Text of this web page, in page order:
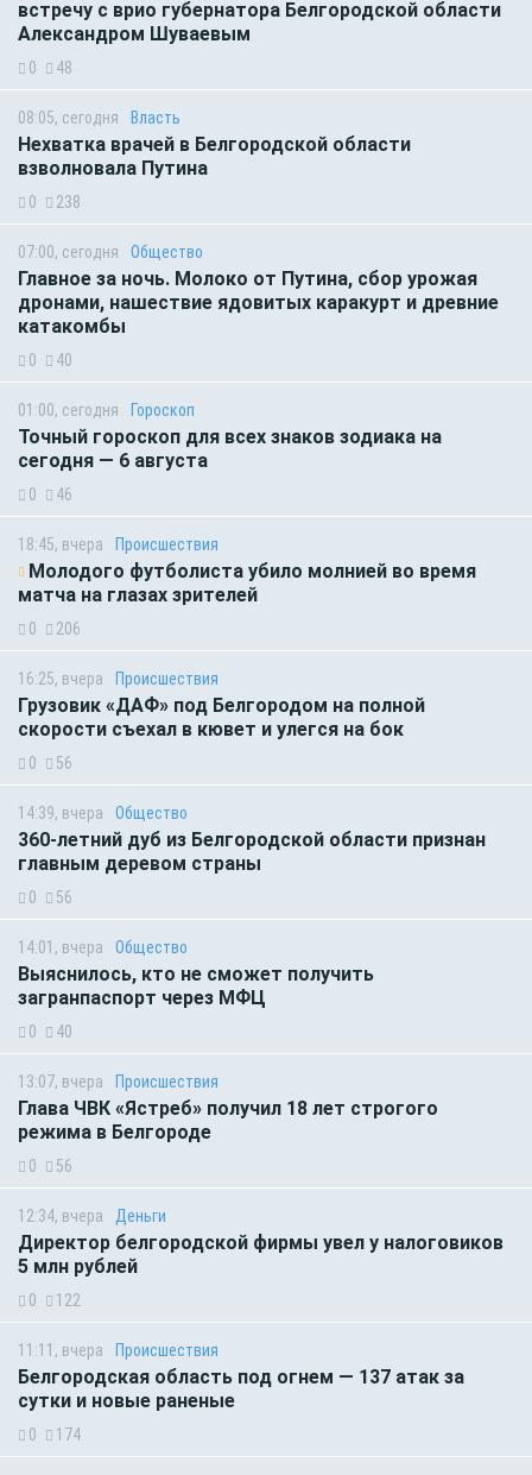
встречу с врио губернатора Белгородской области
Александром Шуваевым
0 48
08:05, сегодня Власть
Нехватка врачей в Белгородской области
взволновала Путина
0 238
07:00, сегодня Общество
Главное за ночь. Молоко от Путина, сбор урожая
дронами, нашествие ядовитых каракурт и древние
катакомбы
0 40
01:00, сегодня Гороскоп
Точный гороскоп для всех знаков зодиака на
сегодня — 6 августа
0 46
18:45, вчера Происшествия
Молодого футболиста убило молнией во время
матча на глазах зрителей
0 206
16:25, вчера Происшествия
Грузовик «ДАФ» под Белгородом на полной
скорости съехал в кювет и улегся на бок
0 56
14:39, вчера Общество
360-летний дуб из Белгородской области признан
главным деревом страны
0 56
14:01, вчера Общество
Выяснилось, кто не сможет получить
загранпаспорт через МФЦ
0 40
13:07, вчера Происшествия
Глава ЧВК «Ястреб» получил 18 лет строгого
режима в Белгороде
0 56
12:34, вчера Деньги
Директор белгородской фирмы увел у налоговиков
5 млн рублей
0 122
11:11, вчера Происшествия
Белгородская область под огнем — 137 атак за
сутки и новые раненые
0 174